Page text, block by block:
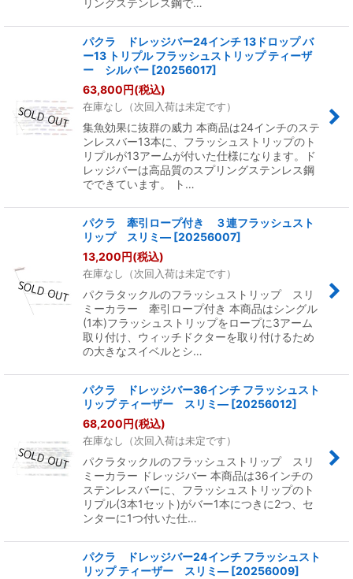
リングステンレス鋼で…
パクラ ドレッジバー24インチ 13ドロップ バ
ー13 トリプル フラッシュストリップ ティーザ
ー シルバー [20256017]
63,800円(税込)
在庫なし（次回入荷は未定です）
集魚効果に抜群の威力 本商品は24インチのステ
ンレスバー13本に、フラッシュストリップのト
リプルが13アームが付いた仕様になります。ド
レッジバーは高品質のスプリングステンレス鋼
でできています。 ト…
パクラ 牽引ロープ付き ３連フラッシュスト
リップ スリミ― [20256007]
13,200円(税込)
在庫なし（次回入荷は未定です）
パクラタックルのフラッシュストリップ スリ
ミーカラー 牽引ロープ付き 本商品はシングル
(1本)フラッシュストリップをロープに3アーム
取り付け、ウィッチドクターを取り付けるため
の大きなスイベルとシ…
パクラ ドレッジバー36インチ フラッシュスト
リップ ティーザー スリミ― [20256012]
68,200円(税込)
在庫なし（次回入荷は未定です）
パクラタックルのフラッシュストリップ スリ
ミーカラー ドレッジバー 本商品は36インチの
ステンレスバーに、フラッシュストリップのト
リプル(3本1セット)がバー1本につきに2つ、セ
ンターに1つ付いた仕…
パクラ ドレッジバー24インチ フラッシュスト
リップ ティーザー スリミ― [20256009]